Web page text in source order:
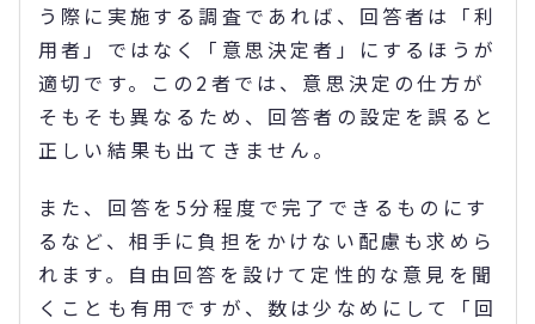
う際に実施する調査であれば、回答者は「利
用者」ではなく「意思決定者」にするほうが
適切です。この2者では、意思決定の仕方が
そもそも異なるため、回答者の設定を誤ると
正しい結果も出てきません。
また、回答を5分程度で完了できるものにす
るなど、相手に負担をかけない配慮も求めら
れます。自由回答を設けて定性的な意見を聞
くことも有用ですが、数は少なめにして「回